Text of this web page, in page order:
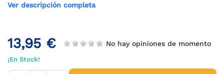
Ver descripción completa
13,95 € No hay opiniones de momento
¡En Stock!